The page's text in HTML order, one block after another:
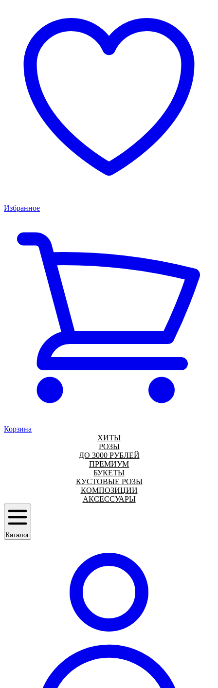
Избранное
Корзина
ХИТЫ
РОЗЫ
ДО 3000 РУБЛЕЙ
ПРЕМИУМ
БУКЕТЫ
КУСТОВЫЕ РОЗЫ
КОМПОЗИЦИИ
АКСЕССУАРЫ
Каталог